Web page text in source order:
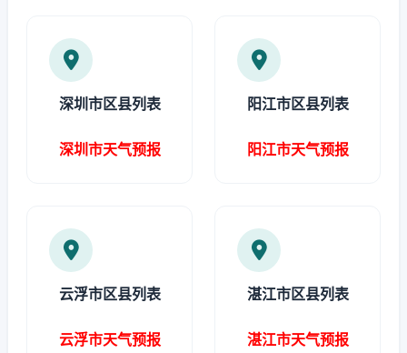
深圳市区县列表
深圳市天气预报
阳江市区县列表
阳江市天气预报
云浮市区县列表
云浮市天气预报
湛江市区县列表
湛江市天气预报